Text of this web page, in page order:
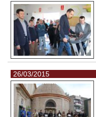
26/03/2015